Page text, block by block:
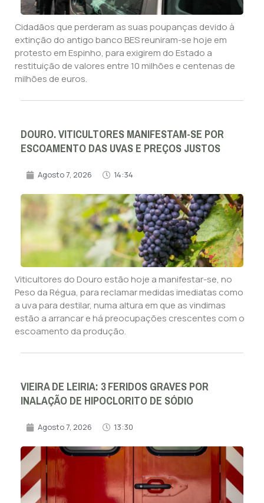
Cidadãos que perderam as suas poupanças devido à
extinção do antigo banco BES reuniram-se hoje em
protesto em Espinho, para exigirem do Estado a
restituição de valores entre 10 milhões e centenas de
milhões de euros.
DOURO. VITICULTORES MANIFESTAM-SE POR
ESCOAMENTO DAS UVAS E PREÇOS JUSTOS
Agosto 7, 2026 14:34
Viticultores do Douro estão hoje a manifestar-se, no
Peso da Régua, para reclamar medidas imediatas como
a uva para destilar, numa altura em que as vindimas
estão a arrancar e há preocupações crescentes com o
escoamento da produção.
VIEIRA DE LEIRIA: 3 FERIDOS GRAVES POR
INALAÇÃO DE HIPOCLORITO DE SÓDIO
Agosto 7, 2026 13:30